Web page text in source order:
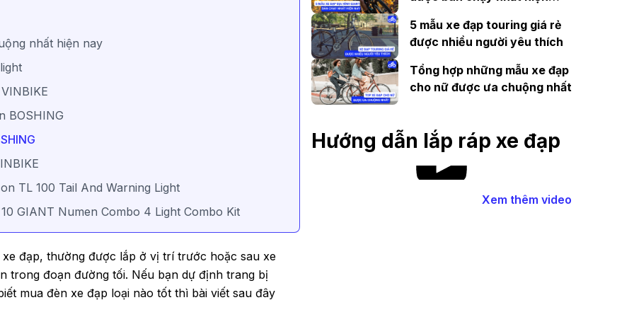
nhất hiện nay
BOSHING
TL 100 Tail And Warning Light
GIANT Numen Combo 4 Light Combo Kit
đạp, thường được lắp ở vị trí trước hoặc sau xe
trong đoạn đường tối. Nếu bạn dự định trang bị
mua đèn xe đạp loại nào tốt thì bài viết sau đây
5 mẫu xe đạp touring giá rẻ
được nhiều người yêu thích
Tổng hợp những mẫu xe đạp
cho nữ được ưa chuộng nhất
Hướng dẫn lắp ráp xe đạp
Xem thêm video